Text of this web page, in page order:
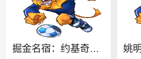
掘金名宿：约基奇是无可替代的独角兽 配得上不止一冠